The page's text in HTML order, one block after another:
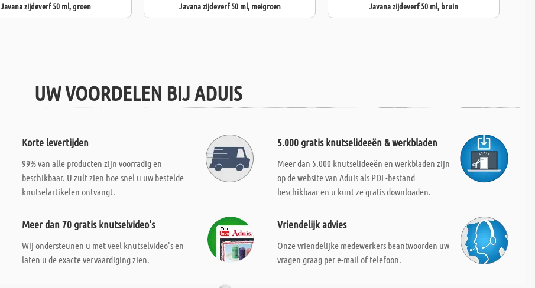
Javana zijdeverf 50 ml, groen Javana zijdeverf 50 ml, meigroen Javana zijdeverf 50 ml, bruin
UW VOORDELEN BIJ ADUIS
Korte levertijden
99% van alle producten zijn voorradig en
beschikbaar. U zult zien hoe snel u uw bestelde
knutselartikelen ontvangt.
5.000 gratis knutselideeën & werkbladen
Meer dan 5.000 knutselideeën en werkbladen zijn
op de website van Aduis als PDF-bestand
beschikbaar en u kunt ze gratis downloaden.
Meer dan 70 gratis knutselvideo's
Wij ondersteunen u met veel knutselvideo's en
laten u de exacte vervaardiging zien.
Vriendelijk advies
Onze vriendelijke medewerkers beantwoorden uw
vragen graag per e-mail of telefoon.